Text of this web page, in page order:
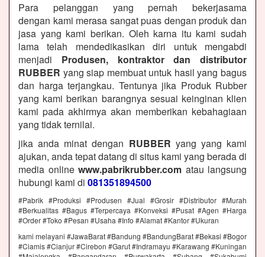
Para pelanggan yang pernah bekerjasama
dengan kami merasa sangat puas dengan produk dan
jasa yang kami berikan. Oleh karna itu kami sudah
lama telah mendedikasikan diri untuk mengabdi
menjadi Produsen, kontraktor dan distributor
RUBBER yang siap membuat untuk hasil yang bagus
dan harga terjangkau. Tentunya jika Produk Rubber
yang kami berikan barangnya sesuai keinginan klien
kami pada akhirmya akan memberikan kebahagiaan
yang tidak ternilai.
jika anda minat dengan RUBBER yang yang kami
ajukan, anda tepat datang di situs kami yang berada di
media online www.pabrikrubber.com atau langsung
hubungi kami di 081351894500
#Pabrik #Produksi #Produsen #Jual #Grosir #Distributor #Murah
#Berkualitas #Bagus #Terpercaya #Konveksi #Pusat #Agen #Harga
#Order #Toko #Pesan #Usaha #Info #Alamat #Kantor #Ukuran
kami melayani #JawaBarat #Bandung #BandungBarat #Bekasi #Bogor
#Ciamis #Cianjur #Cirebon #Garut #Indramayu #Karawang #Kuningan